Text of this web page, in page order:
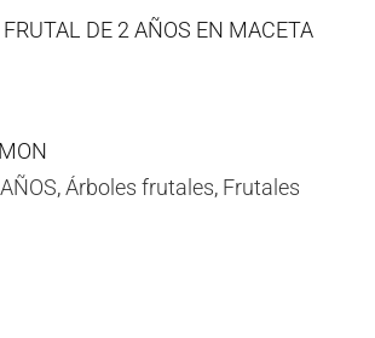
DE 2 AÑOS EN MACETA
,Árboles frutales, Frutales